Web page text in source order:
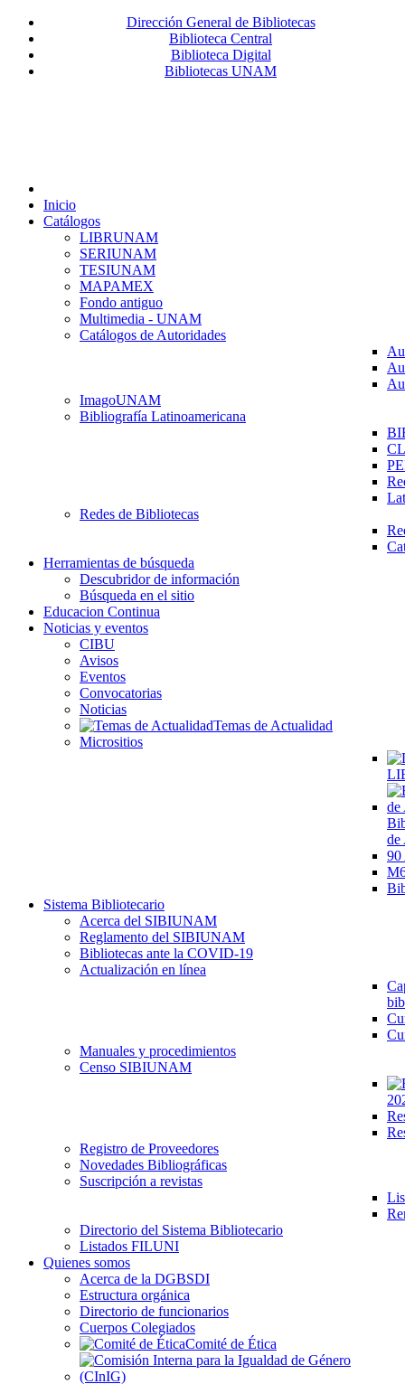
Dirección General de Bibliotecas
Biblioteca Central
Biblioteca Digital
Bibliotecas UNAM
Inicio
Catálogos
LIBRUNAM
SERIUNAM
TESIUNAM
MAPAMEX
Fondo antiguo
Multimedia - UNAM
Catálogos de Autoridades
ImagoUNAM
Bibliografía Latinoamericana
Redes de Bibliotecas
Herramientas de búsqueda
Descubridor de información
Búsqueda en el sitio
Educacion Continua
Noticias y eventos
CIBU
Avisos
Eventos
Convocatorias
Noticias
Temas de Actualidad
Micrositios
de
90
Sistema Bibliotecario
Acerca del SIBIUNAM
Reglamento del SIBIUNAM
Bibliotecas ante la COVID-19
Actualización en línea
Manuales y procedimientos
Censo SIBIUNAM
Registro de Proveedores
Novedades Bibliográficas
Suscripción a revistas
Directorio del Sistema Bibliotecario
Listados FILUNI
Quienes somos
Acerca de la DGBSDI
Estructura orgánica
Directorio de funcionarios
Cuerpos Colegiados
Comité de Ética